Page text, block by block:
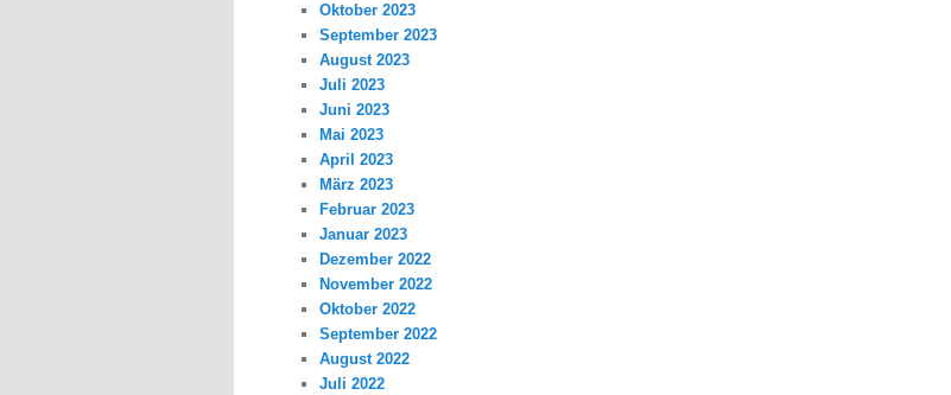
Oktober 2023
September 2023
August 2023
Juli 2023
Juni 2023
Mai 2023
April 2023
März 2023
Februar 2023
Januar 2023
Dezember 2022
November 2022
Oktober 2022
September 2022
August 2022
Juli 2022